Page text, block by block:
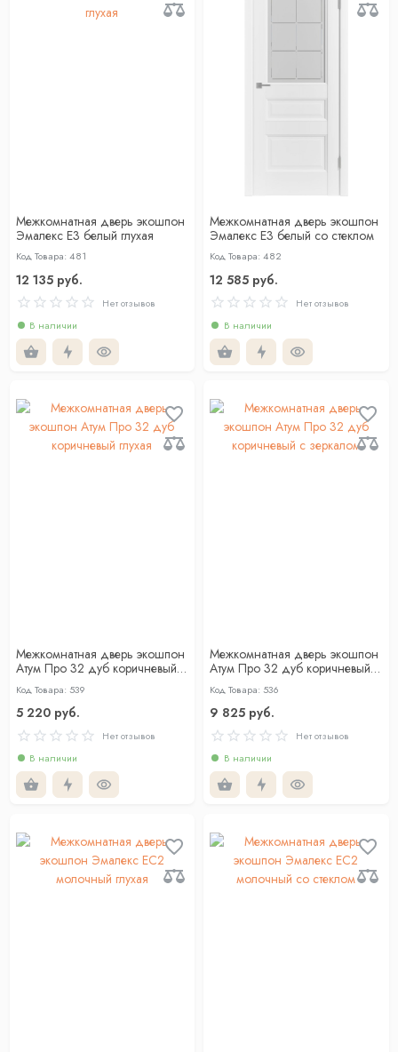
Межкомнатная дверь экошпон
Эмалекс Е3 белый глухая
Код Товара: 481
12 135 руб.
Нет отзывов
В наличии
Межкомнатная дверь экошпон
Эмалекс Е3 белый со стеклом
Код Товара: 482
12 585 руб.
Нет отзывов
В наличии
Межкомнатная дверь экошпон
Атум Про 32 дуб коричневый
глухая
Код Товара: 539
5 220 руб.
Нет отзывов
В наличии
Межкомнатная дверь экошпон
Атум Про 32 дуб коричневый с
зеркалом
Код Товара: 536
9 825 руб.
Нет отзывов
В наличии